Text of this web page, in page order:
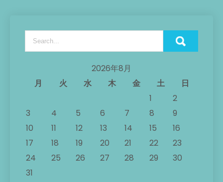
2026年8月
月
火 水 木 金 土
日
1
2
3
4 5 6 7 8
9
10
11 12 13 14 15
16
17
18 19 20 21 22
23
24
25 26 27 28 29
30
31